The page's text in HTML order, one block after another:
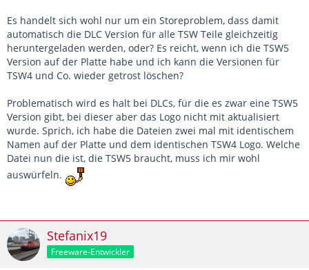
Es handelt sich wohl nur um ein Storeproblem, dass damit
automatisch die DLC Version für alle TSW Teile gleichzeitig
heruntergeladen werden, oder? Es reicht, wenn ich die TSW5
Version auf der Platte habe und ich kann die Versionen für
TSW4 und Co. wieder getrost löschen?
Problematisch wird es halt bei DLCs, für die es zwar eine TSW5
Version gibt, bei dieser aber das Logo nicht mit aktualisiert
wurde. Sprich, ich habe die Dateien zwei mal mit identischem
Namen auf der Platte und dem identischen TSW4 Logo. Welche
Datei nun die ist, die TSW5 braucht, muss ich mir wohl
auswürfeln.
Stefanix19
Freeware-Entwickler